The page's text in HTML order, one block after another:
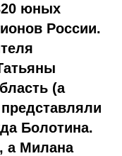
юных
России.
(а
Болотина.
а Милана